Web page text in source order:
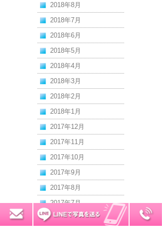
2018年8月
2018年7月
2018年6月
2018年5月
2018年4月
2018年3月
2018年2月
2018年1月
2017年12月
2017年11月
2017年10月
2017年9月
2017年8月
2017年7月
2017年6月
無料お見積り 0120-7034-32